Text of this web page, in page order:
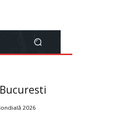
Bucuresti
2026